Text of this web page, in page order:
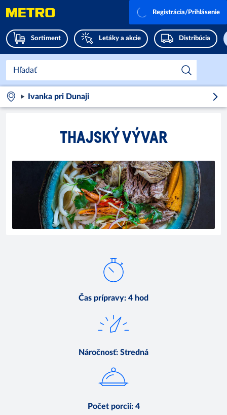
Sortiment Letáky a akcie Distribúcia
Registrácia/Prihlásenie
Ivanka pri Dunaji
THAJSKÝ VÝVAR
Čas prípravy: 4 hod
Náročnosť: Stredná
Počet porcií: 4